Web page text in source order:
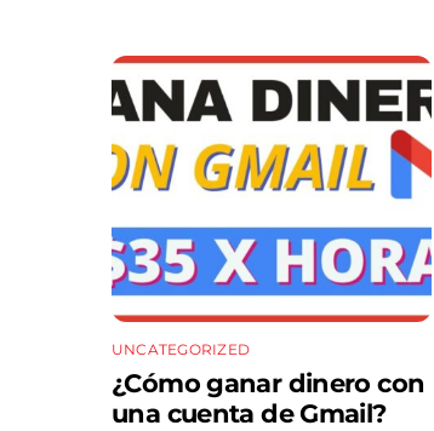
UNCATEGORIZED
¿Cómo ganar dinero con
una cuenta de Gmail?